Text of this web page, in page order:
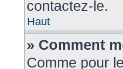
contactez-le.
Haut
» Comment
Comme pour